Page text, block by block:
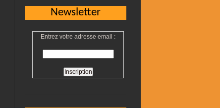
Newsletter
Entrez votre adresse email :